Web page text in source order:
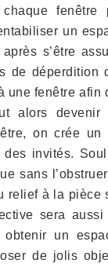
fenêtre
un
s’être
de déperdition
une fenêtre afin
alors
on crée un
invités.
sans
relief à la pièce
sera aussi
obtenir un
de jolis